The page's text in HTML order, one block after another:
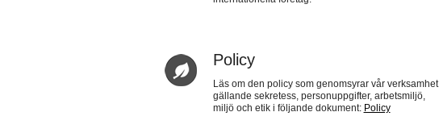
Policy
Läs om den policy som genomsyrar vår verksamhet
gällande sekretess, personuppgifter, arbetsmiljö,
miljö och etik i följande dokument: Policy